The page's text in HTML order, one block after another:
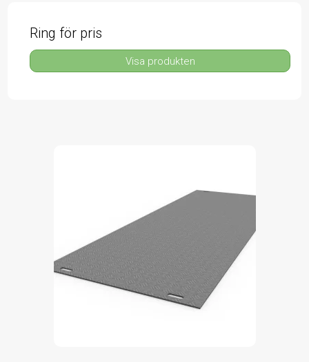
Ring för pris
Visa produkten